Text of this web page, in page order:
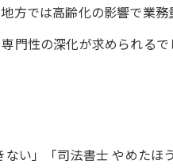
策
動向
択肢
では高齢化の影響で業務
門性の深化が求められる
い」「司法書士 やめたほ